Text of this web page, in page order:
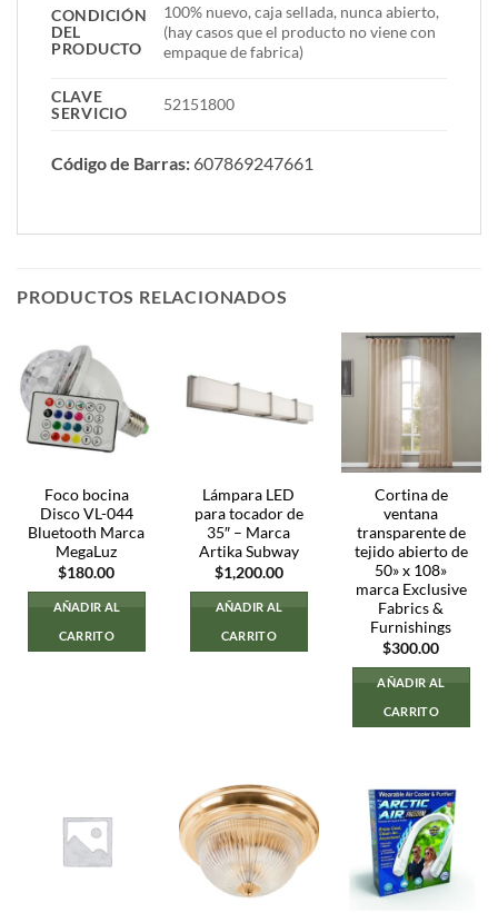
CONDICIÓN
DEL
PRODUCTO
100% nuevo, caja sellada, nunca abierto,
(hay casos que el producto no viene con
empaque de fabrica)
CLAVE
SERVICIO
52151800
Código de Barras: 607869247661
PRODUCTOS RELACIONADOS
Foco bocina
Disco VL-044
Bluetooth Marca
MegaLuz
$180.00
AÑADIR AL
CARRITO
Lámpara LED
para tocador de
35″ – Marca
Artika Subway
$1,200.00
AÑADIR AL
CARRITO
Cortina de
ventana
transparente de
tejido abierto de
50» x 108»
marca Exclusive
Fabrics &
Furnishings
$300.00
AÑADIR AL
CARRITO